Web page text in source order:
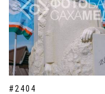
#2404